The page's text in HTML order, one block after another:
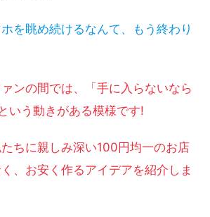
を眺め続けるなんて、もう終わり
ンの間では、「手に入らないなら
いう動きがある模様です!
ちに親しみ深い100円均一のお店
、お安く作るアイデアを紹介しま